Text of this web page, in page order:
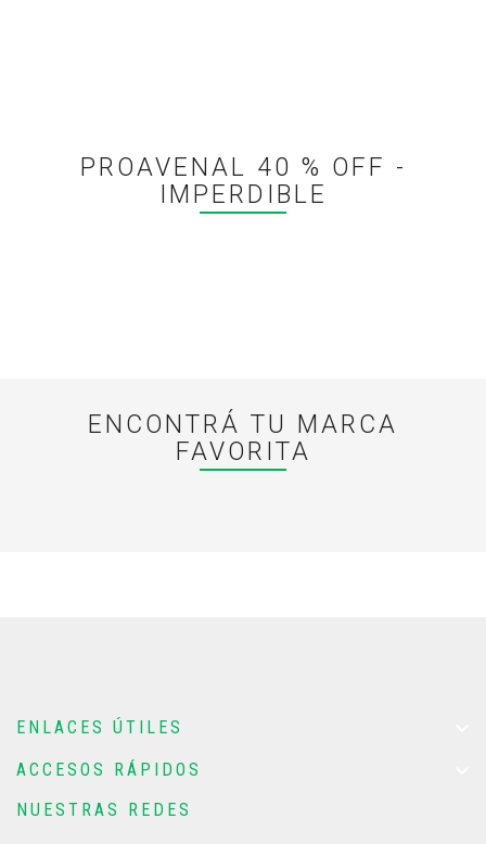
PROAVENAL 40 % OFF -
IMPERDIBLE
ENCONTRÁ TU MARCA
FAVORITA
ENLACES ÚTILES
ACCESOS RÁPIDOS
NUESTRAS REDES